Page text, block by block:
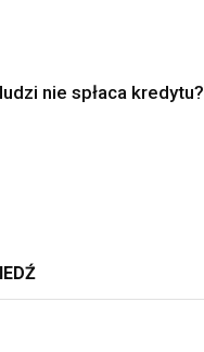
nie spłaca kredytu?